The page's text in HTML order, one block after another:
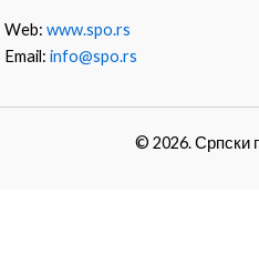
Web:www.spo.rs
Email:info@spo.rs
© 2026. Српски